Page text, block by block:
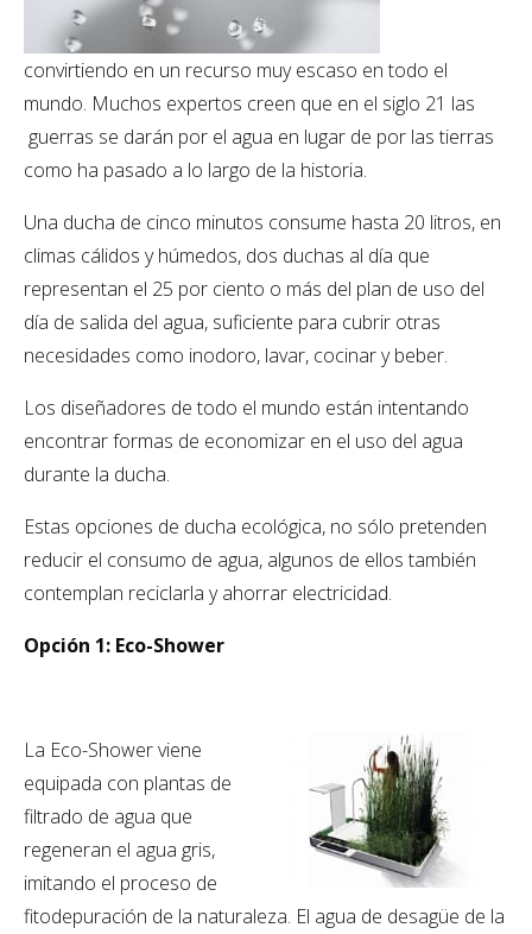
convirtiendo en un recurso muy escaso en todo el
mundo. Muchos expertos creen que en el siglo 21 las
guerras se darán por el agua en lugar de por las tierras
como ha pasado a lo largo de la historia.
Una ducha de cinco minutos consume hasta 20 litros, en
climas cálidos y húmedos, dos duchas al día que
representan el 25 por ciento o más del plan de uso del
día de salida del agua, suficiente para cubrir otras
necesidades como inodoro, lavar, cocinar y beber.
Los diseñadores de todo el mundo están intentando
encontrar formas de economizar en el uso del agua
durante la ducha.
Estas opciones de ducha ecológica, no sólo pretenden
reducir el consumo de agua, algunos de ellos también
contemplan reciclarla y ahorrar electricidad.
Opción 1: Eco-Shower
La Eco-Shower viene
equipada con plantas de
filtrado de agua que
regeneran el agua gris,
imitando el proceso de
fitodepuración de la naturaleza. El agua de desagüe de la